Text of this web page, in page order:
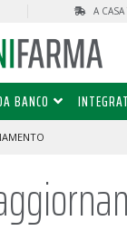
A
BANCO